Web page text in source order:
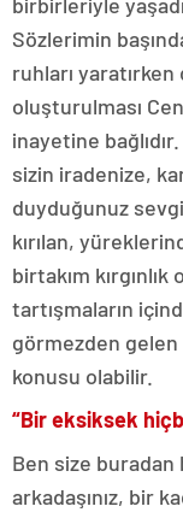
Sözlerimin
ruhları yaratırken
oluşturulması
inayetine
sizin iradenize,
duyduğunuz
kırılan,
birtakım
tartışmaların
görmezden gelen
konusu olabilir.
“Bir eksiksek
Ben size buradan
arkadaşınız, bir